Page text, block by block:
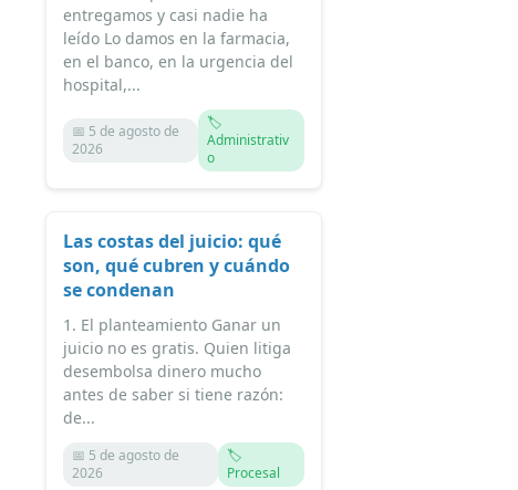
entregamos y casi nadie ha
leído Lo damos en la farmacia,
en el banco, en la urgencia del
hospital,...
📅 5 de agosto de
2026
🏷️
Administrativ
o
Las costas del juicio: qué
son, qué cubren y cuándo
se condenan
1. El planteamiento Ganar un
juicio no es gratis. Quien litiga
desembolsa dinero mucho
antes de saber si tiene razón:
de...
📅 5 de agosto de
2026
🏷️
Procesal